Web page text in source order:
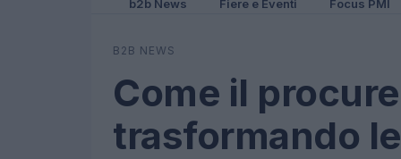
b2b News Fiere e Eventi Focus PMI
B2B NEWS
Come il
trasformando